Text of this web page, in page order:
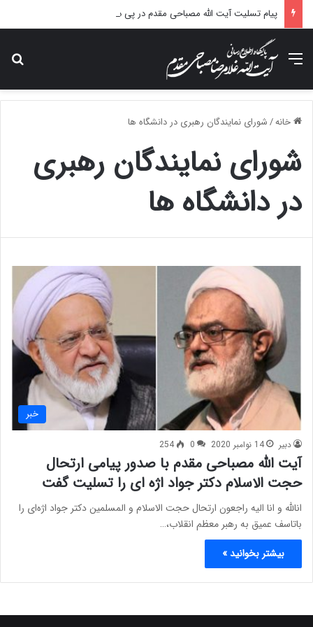
منو
خانه/شورای نمایندگان رهبری در دانشگاه ها
شورای نمایندگان رهبری
در دانشگاه ها
خبر
دبیر 14 نوامبر 2020 0
254
آیت الله مصباحی مقدم با صدور پیامی ارتحال
حجت الاسلام دکتر جواد اژه ای را تسلیت گفت
انالله و انا الیه راجعون ارتحال حجت الاسلام و المسلمین دکتر جواد اژه‌ای را
باتاسف عمیق به رهبر معظم انقلاب،…
بیشتر بخوانید »